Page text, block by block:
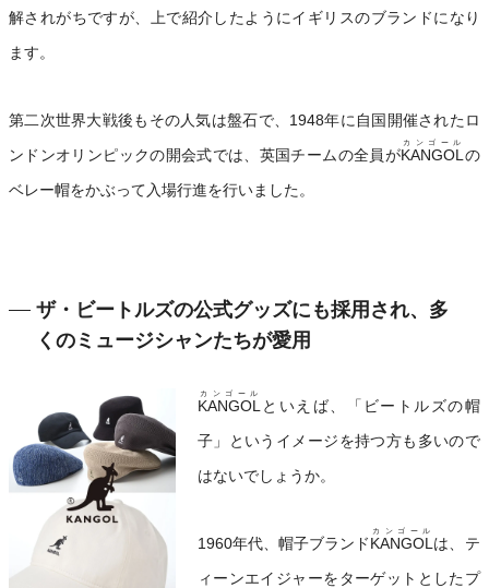
解されがちですが、上で紹介したようにイギリスのブランドになり
ます。
第二次世界大戦後もその人気は盤石で、1948年に自国開催されたロ
ンドンオリンピックの開会式では、英国チームの全員がKANGOL
カンゴール
の
ベレー帽をかぶって入場行進を行いました。
ザ・ビートルズの公式グッズにも採用され、多
くのミュージシャンたちが愛用
KANGOL
カンゴール
といえば、「ビートルズの帽
子」というイメージを持つ方も多いので
はないでしょうか。
1960年代、帽子ブランドKANGOL
カンゴール
は、テ
ィーンエイジャーをターゲットとしたプ